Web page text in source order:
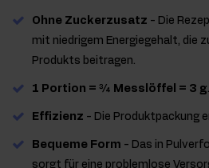
Ohne Zuckerzusatz - Die
mit niedrigem Energiegehalt, die
Produkts beitragen.
1 Portion = ¾ Messlöffel = 3 g.
Effizienz - Die Produktpackung
Bequeme Form - Das in
sorgt für eine problemlose